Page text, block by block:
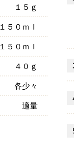
１５ｇ
１５０ｍｌ
１５０ｍｌ
４０ｇ
各少々
適量